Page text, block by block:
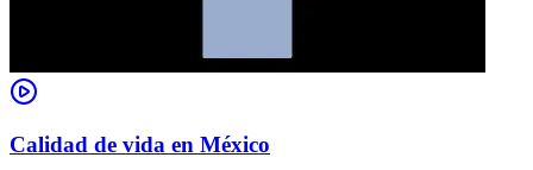
Calidad de vida en México